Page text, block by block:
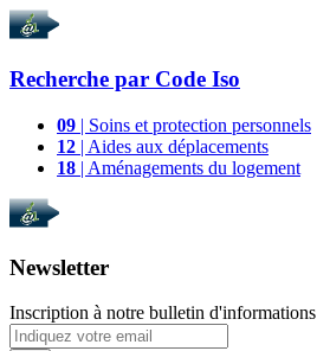
Recherche par Code Iso
09 | Soins et protection personnels
12 | Aides aux déplacements
18 | Aménagements du logement
Newsletter
Inscription à notre bulletin d'informations